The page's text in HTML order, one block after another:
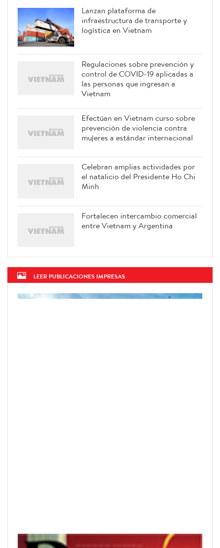
Lanzan plataforma de
infraestructura de transporte y
logística en Vietnam
Regulaciones sobre prevención y
control de COVID-19 aplicadas a
las personas que ingresan a
Vietnam
Efectúan en Vietnam curso sobre
prevención de violencia contra
mujeres a estándar internacional
Celebran amplias actividades por
el natalicio del Presidente Ho Chi
Minh
Fortalecen intercambio comercial
entre Vietnam y Argentina
LEER PUBLICACIONES IMPRESAS